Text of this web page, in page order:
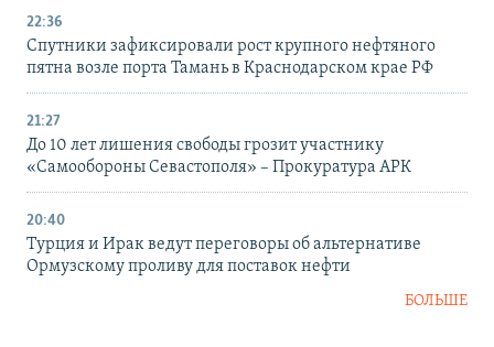
22:36
Спутники зафиксировали рост крупного нефтяного
пятна возле порта Тамань в Краснодарском крае РФ
21:27
До 10 лет лишения свободы грозит участнику
«Самообороны Севастополя» – Прокуратура АРК
20:40
Турция и Ирак ведут переговоры об альтернативе
Ормузскому проливу для поставок нефти
БОЛЬШЕ